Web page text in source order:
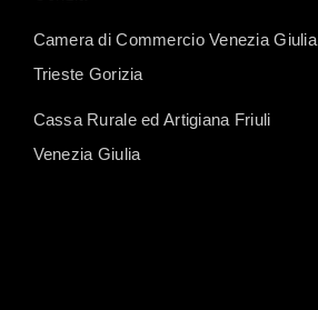
Camera di Commercio Venezia Giulia
Trieste Gorizia
Cassa Rurale ed Artigiana Friuli
Venezia Giulia